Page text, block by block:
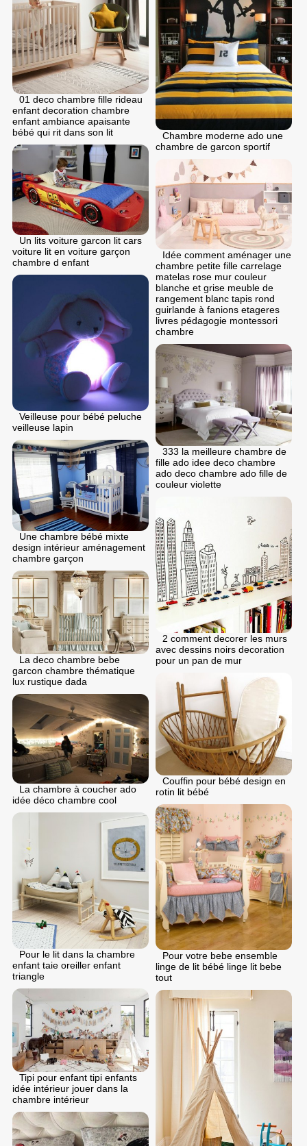
01 deco chambre fille rideau
enfant decoration chambre
enfant ambiance apaisante
bébé qui rit dans son lit
Chambre moderne ado une
chambre de garcon sportif
Un lits voiture garcon lit cars
voiture lit en voiture garçon
chambre d enfant
Idée comment aménager une
chambre petite fille carrelage
matelas rose mur couleur
blanche et grise meuble de
rangement blanc tapis rond
guirlande à fanions etageres
livres pédagogie montessori
chambre
Veilleuse pour bébé peluche
veilleuse lapin
333 la meilleure chambre de
fille ado idee deco chambre
ado deco chambre ado fille de
couleur violette
Une chambre bébé mixte
design intérieur aménagement
chambre garçon
2 comment decorer les murs
avec dessins noirs decoration
pour un pan de mur
La deco chambre bebe
garcon chambre thématique
lux rustique dada
Couffin pour bébé design en
rotin lit bébé
La chambre à coucher ado
idée déco chambre cool
Pour votre bebe ensemble
linge de lit bébé linge lit bebe
tout
Pour le lit dans la chambre
enfant taie oreiller enfant
triangle
Tipi pour enfant tipi enfants
idée intérieur jouer dans la
chambre intérieur